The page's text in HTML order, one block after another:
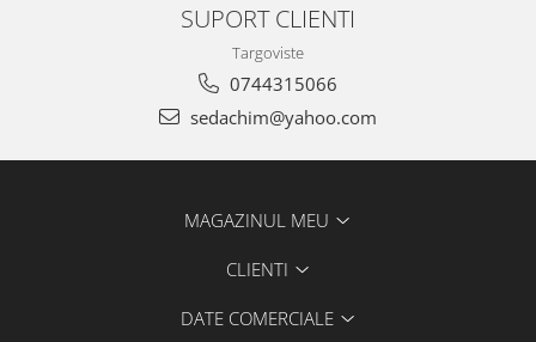
SUPORT CLIENTI
Targoviste
0744315066
sedachim@yahoo.com
MAGAZINUL MEU
CLIENTI
DATE COMERCIALE